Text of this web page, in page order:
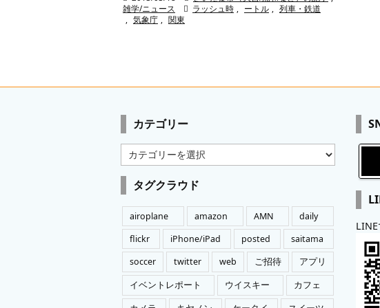
雑学/ニュース
 ラッシュ時 , ートル , 列車・鉄道
, 気象庁 , 関東
カテゴリー
カ
テ
ゴ
リ
ー
タグクラウド
airoplane amazon AMN
daily
flickr
iPhone/iPad posted
saitama
soccer
twitter web ご招待
アプリ
イベントレポート
ウイスキー
カフェ
LINE